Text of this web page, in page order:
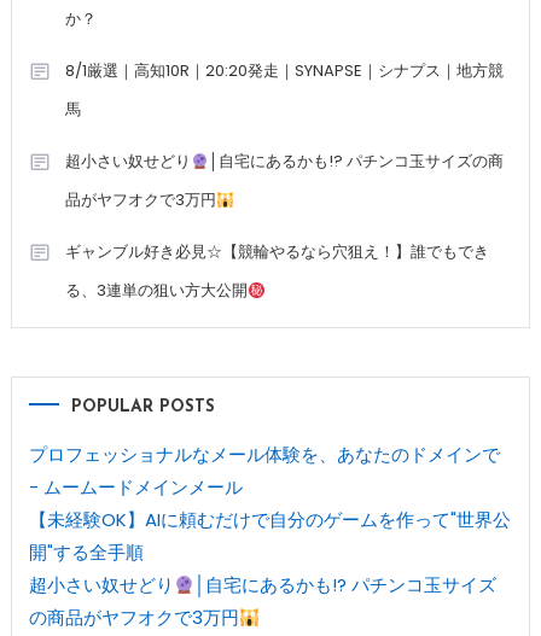
か？
8/1厳選｜高知10R｜20:20発走｜SYNAPSE｜シナプス｜地方競
馬
超小さい奴せどり
│自宅にあるかも!? パチンコ玉サイズの商
品がヤフオクで3万円
ギャンブル好き必見☆【競輪やるなら穴狙え！】誰でもでき
る、3連単の狙い方大公開
POPULAR POSTS
プロフェッショナルなメール体験を、あなたのドメインで
- ムームードメインメール
【未経験OK】AIに頼むだけで自分のゲームを作って"世界公
開"する全手順
超小さい奴せどり
│自宅にあるかも!? パチンコ玉サイズ
の商品がヤフオクで3万円